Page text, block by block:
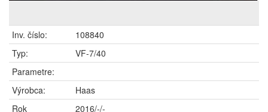
Inv. číslo:
108840
Typ:
VF-7/40
Parametre:
Výrobca:
Haas
Rok
2016/-/-